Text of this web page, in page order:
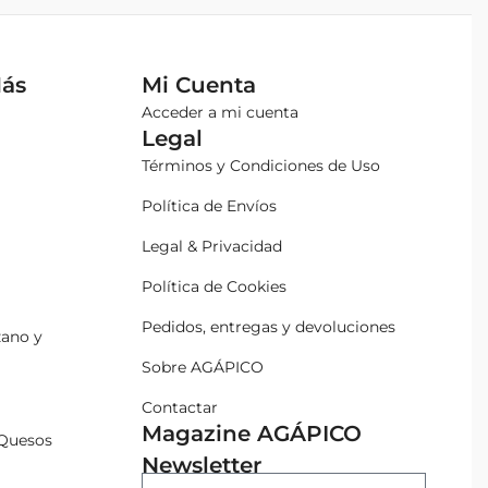
y
Mi Cuenta
Acceder a mi cuenta
Legal
Términos y Condiciones de Uso
Política de Envíos
Legal & Privacidad
Política de Cookies
Pedidos, entregas y devoluciones
Sobre AGÁPICO
Contactar
Magazine AGÁPICO
Newsletter